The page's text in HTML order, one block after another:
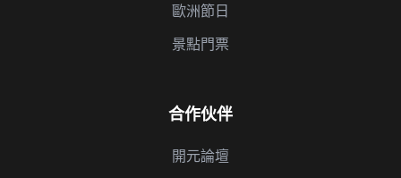
歐洲節日
景點門票
合作伙伴
開元論壇